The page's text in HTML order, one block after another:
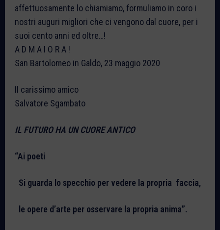
affettuosamente lo chiamiamo, formuliamo in coro i
nostri auguri migliori che ci vengono dal cuore, per i
suoi cento anni ed oltre…!
A D M A I O R A !
San Bartolomeo in Galdo, 23 maggio 2020
Il carissimo amico
Salvatore Sgambato
IL FUTURO HA UN CUORE ANTICO
“Ai poeti
Si guarda lo specchio per vedere la propria faccia,
le opere d’arte per osservare la propria anima”.